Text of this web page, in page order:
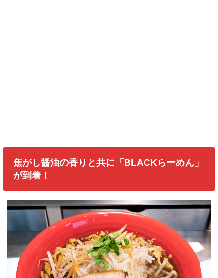
焦がし醤油の香りと共に「BLACKらーめん」
が到着！